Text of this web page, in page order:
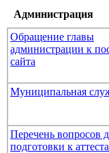
Администрация
Обращение главы
администрации к
сайта
Муниципальная
Перечень вопросов
подготовки к